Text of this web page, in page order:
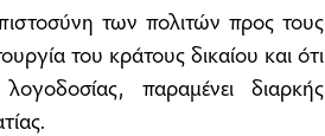
των πολιτών προς τους
του κράτους δικαίου και ότι
παραμένει διαρκής